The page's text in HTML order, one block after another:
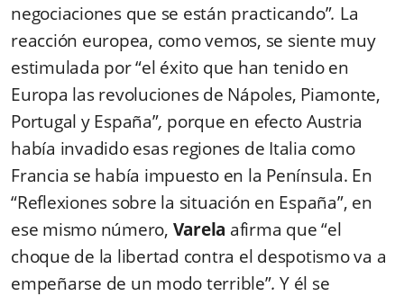
negociaciones que se están practicando”. La
reacción europea, como vemos, se siente muy
estimulada por “el éxito que han tenido en
Europa las revoluciones de Nápoles, Piamonte,
Portugal y España”, porque en efecto Austria
había invadido esas regiones de Italia como
Francia se había impuesto en la Península. En
“Reflexiones sobre la situación en España”, en
ese mismo número, Varela afirma que “el
choque de la libertad contra el despotismo va a
empeñarse de un modo terrible”. Y él se